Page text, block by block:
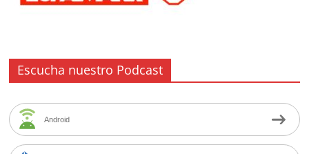
Escucha nuestro Podcast
Android